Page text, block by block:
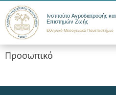
Ινστιτούτο Αγροδιατροφής και
Επιστημών Ζωής
Ελληνικό Μεσογειακό Πανεπιστήμιο
Προσωπικό